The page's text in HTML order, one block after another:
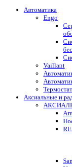
Автоматика
Engo
Vaillant
Аксиальные и